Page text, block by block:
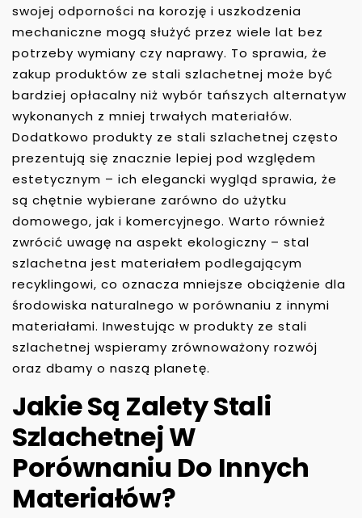
swojej odporności na korozję i uszkodzenia
mechaniczne mogą służyć przez wiele lat bez
potrzeby wymiany czy naprawy. To sprawia, że
zakup produktów ze stali szlachetnej może być
bardziej opłacalny niż wybór tańszych alternatyw
wykonanych z mniej trwałych materiałów.
Dodatkowo produkty ze stali szlachetnej często
prezentują się znacznie lepiej pod względem
estetycznym – ich elegancki wygląd sprawia, że
są chętnie wybierane zarówno do użytku
domowego, jak i komercyjnego. Warto również
zwrócić uwagę na aspekt ekologiczny – stal
szlachetna jest materiałem podlegającym
recyklingowi, co oznacza mniejsze obciążenie dla
środowiska naturalnego w porównaniu z innymi
materiałami. Inwestując w produkty ze stali
szlachetnej wspieramy zrównoważony rozwój
oraz dbamy o naszą planetę.
Jakie Są Zalety Stali
Szlachetnej W
Porównaniu Do Innych
Materiałów?